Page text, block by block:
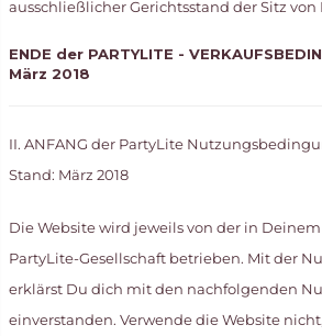
ausschließlicher Gerichtsstand der Sitz von
ENDE der PARTYLITE -
März 2018
II. ANFANG der PartyLite
Stand: März 2018
Die Website wird jeweils von der in
PartyLite-Gesellschaft betrieben. Mit der
erklärst Du dich mit den nachfolgenden
einverstanden. Verwende die Website